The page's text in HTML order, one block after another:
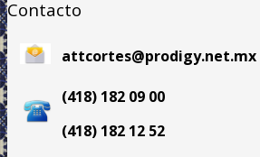
Contacto
attcortes@prodigy.net.mx
(418) 182 09 00
(418) 182 12 52